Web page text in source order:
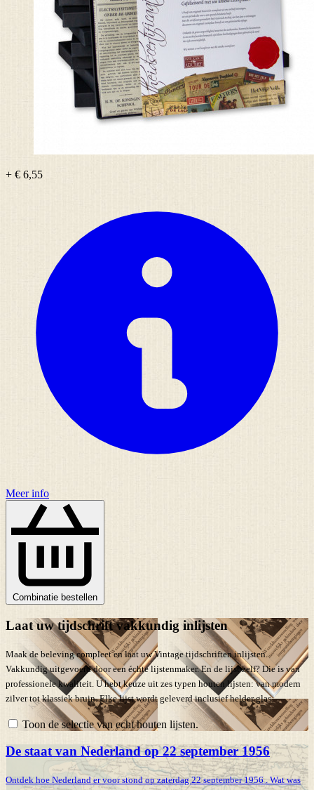
+ € 6,55
Meer info
Combinatie bestellen
Laat uw tijdschrift vakkundig inlijsten
Maak de beleving compleet en laat uw Vintage tijdschriften inlijsten.
Vakkundig uitgevoerd door een échte lijstenmaker. En de lijst zelf? Die is van
professionele kwaliteit. U hebt keuze uit zes typen houten lijsten: van modern
zilver tot klassiek bruin. Elke lijst wordt geleverd inclusief helder glas.
Toon de selectie van echt houten lijsten.
De staat van Nederland op 22 september 1956
Ontdek hoe Nederland er voor stond op zaterdag 22 september 1956 . Wat was